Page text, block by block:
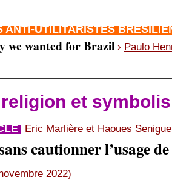
ANTI-UTILITARISTES
we wanted for Brazil › Paulo
et
Eric Marlière et Haoues
cautionner l’usage
2022)